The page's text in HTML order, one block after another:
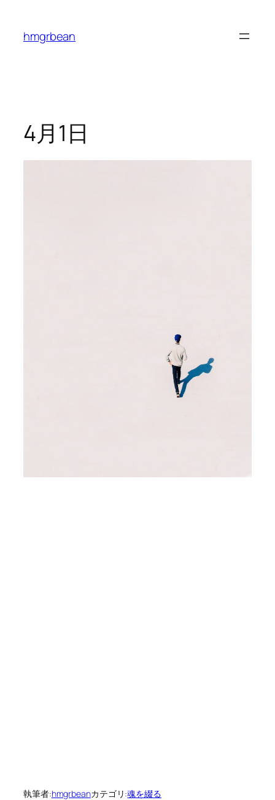
hmgrbean
4月1日
執筆者:hmgrbeanカテゴリ:魂を綴る